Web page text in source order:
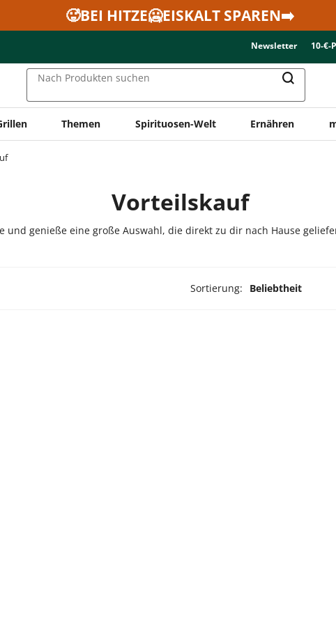
🥵BEI HITZE🥶EISKALT SPAREN➡️
Newsletter 10-€-
Nach Produkten suchen
Themen Spirituosen-Welt Ernähren
Vorteilskauf
und genieße eine große Auswahl, die direkt zu dir nach Hause
Sortierung: Beliebtheit